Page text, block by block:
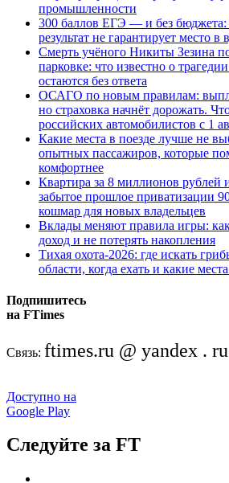
промышленности
300 баллов ЕГЭ — и без
результат не гарантирует место в
Смерть учёного Никиты Зезина
парковке: что известно о
остаются без ответа
ОСАГО по новым правилам:
но страховка начнёт дорожать.
российских автомобилистов с 1
Какие места в поезде лучше не
опытных пассажиров, которые
комфортнее
Квартира за 8 миллионов рублей
забытое прошлое приватизации
кошмар для новых владельцев
Вклады меняют правила игры:
доход и не потерять накопления
Тихая охота-2026: где искать
области, когда ехать и какие
Подпишитесь
на FTimes
Связь: ftimes.ru @ yandex . ru
Доступно на
Google Play
Следуйте за FT